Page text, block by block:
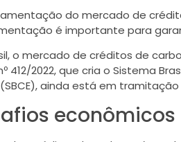
do mercado de
é importante para
o mercado de créditos de
412/2022, que cria o Sistema
ainda está em
econômicos